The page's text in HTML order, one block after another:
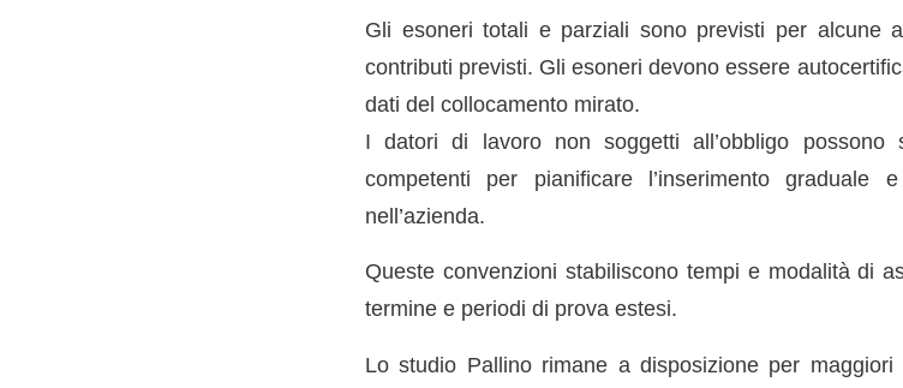
Gli esoneri totali e parziali sono previsti per alcune
contributi previsti. Gli esoneri devono essere
dati del collocamento mirato.
I datori di lavoro non soggetti all’obbligo possono
competenti per pianificare l’inserimento graduale
nell’azienda.
Queste convenzioni stabiliscono tempi e modalità di
termine e periodi di prova estesi.
Lo studio Pallino rimane a disposizione per